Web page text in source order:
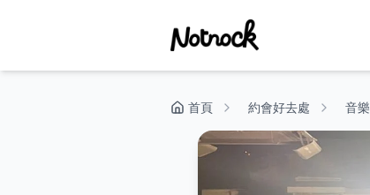
首頁 約會好去處 音樂